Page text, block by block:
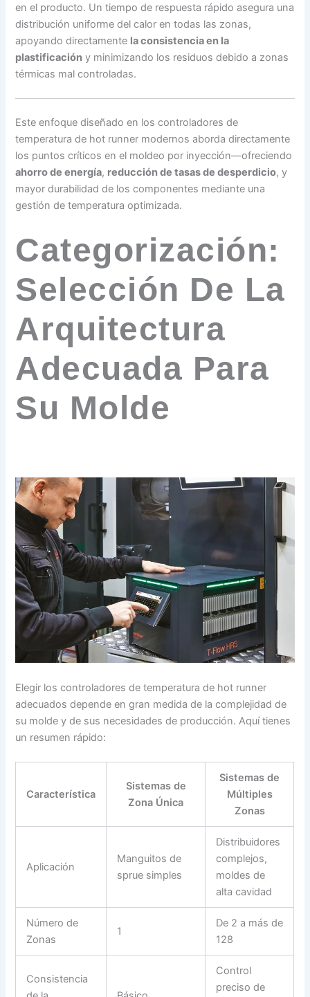
en el producto. Un tiempo de respuesta rápido asegura una
distribución uniforme del calor en todas las zonas,
apoyando directamente la consistencia en la
plastificación y minimizando los residuos debido a zonas
térmicas mal controladas.
Este enfoque diseñado en los controladores de
temperatura de hot runner modernos aborda directamente
los puntos críticos en el moldeo por inyección—ofreciendo
ahorro de energía, reducción de tasas de desperdicio, y
mayor durabilidad de los componentes mediante una
gestión de temperatura optimizada.
Categorización:
Selección De La
Arquitectura
Adecuada Para
Su Molde
Elegir los controladores de temperatura de hot runner
adecuados depende en gran medida de la complejidad de
su molde y de sus necesidades de producción. Aquí tienes
un resumen rápido:
Característica
Sistemas de
Zona Única
Sistemas de
Múltiples
Zonas
Aplicación
Manguitos de
sprue simples
Distribuidores
complejos,
moldes de
alta cavidad
Número de
Zonas
1
De 2 a más de
128
Consistencia
Control
preciso de